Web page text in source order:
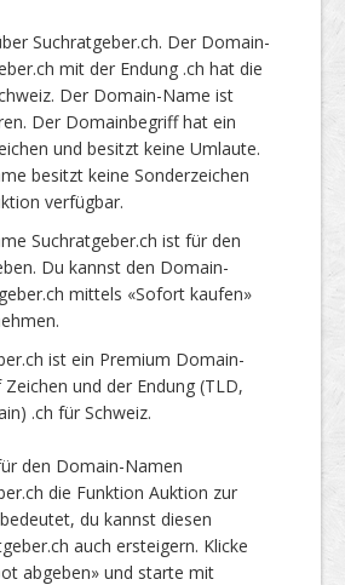
Suchratgeber.ch. Der Domain-
mit der Endung .ch hat die
Der Domain-Name ist
Der Domainbegriff hat ein
und besitzt keine Umlaute.
besitzt keine Sonderzeichen
verfügbar.
Suchratgeber.ch ist für den
Du kannst den Domain-
mittels «Sofort kaufen»
ist ein Premium Domain-
und der Endung (TLD,
.ch für Schweiz.
den Domain-Namen
die Funktion Auktion zur
du kannst diesen
auch ersteigern. Klicke
abgeben» und starte mit